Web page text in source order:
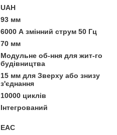
UAH
93 мм
6000 А змінний струм 50 Гц
70 мм
Модульне об-ння для жит-го
будівництва
15 мм для Зверху або знизу
з'єднання
10000 циклів
Інтегрований
EAC